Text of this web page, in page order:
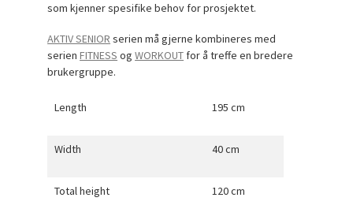
som kjenner spesifike behov for prosjektet.
AKTIV SENIOR serien må gjerne kombineres med
serienFITNESS ogWORKOUT for å treffe en bredere
brukergruppe.
Length 195 cm
Width 40 cm
Total height 120 cm